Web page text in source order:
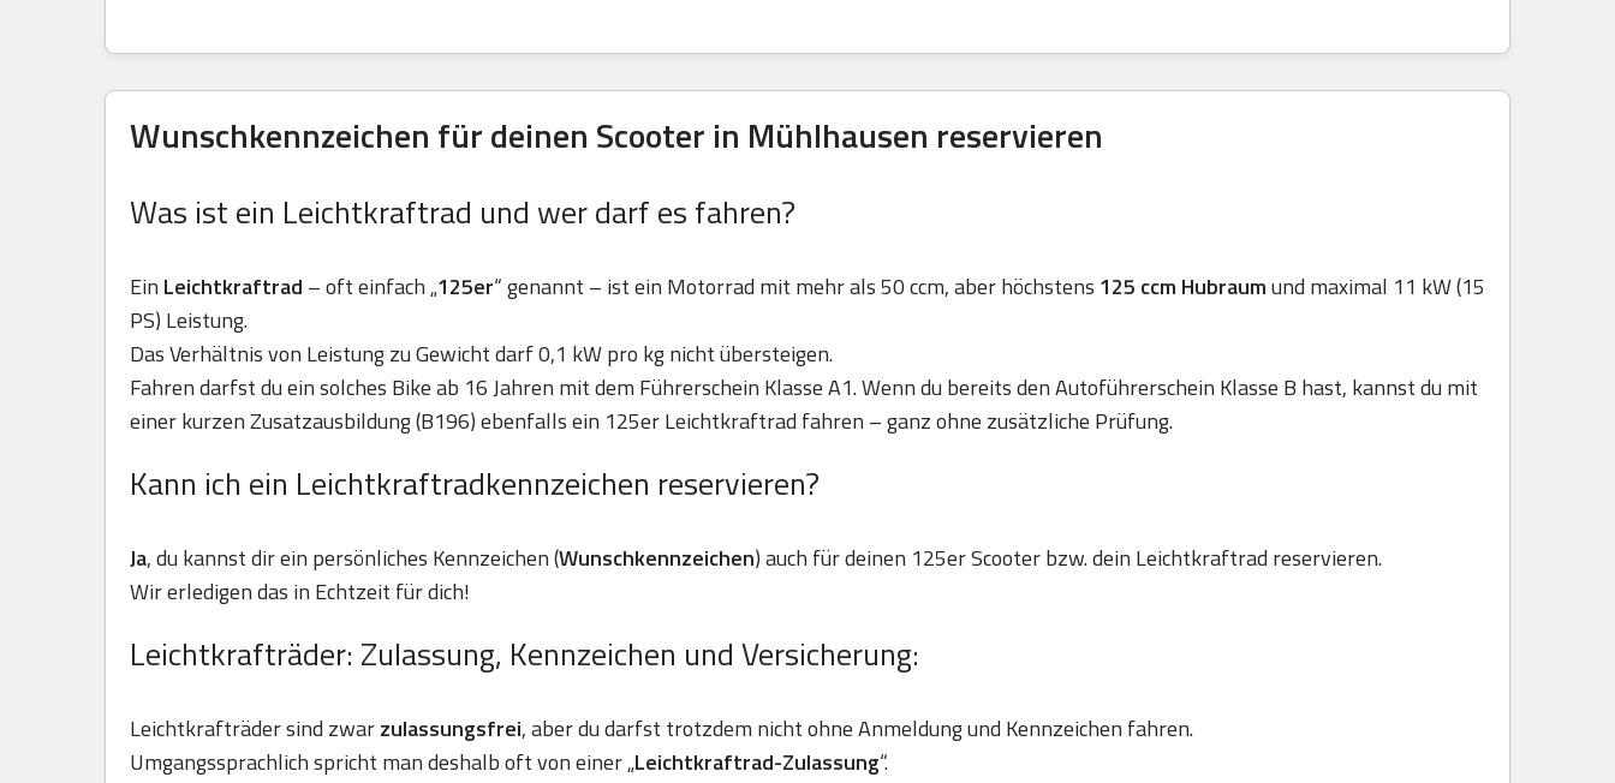
Wunschkennzeichen für deinen Scooter in Mühlhausen reservieren
Was ist ein Leichtkraftrad und wer darf es fahren?
Ein Leichtkraftrad – oft einfach „125er“ genannt – ist ein Motorrad mit mehr als 50 ccm, aber höchstens 125 ccm Hubraumund maximal 11 kW (15
PS) Leistung.
Das Verhältnis von Leistung zu Gewicht darf 0,1 kW pro kg nicht übersteigen.
Fahren darfst du ein solches Bike ab 16 Jahren mit dem Führerschein Klasse A1. Wenn du bereits den Autoführerschein Klasse B hast, kannst du mit
einer kurzen Zusatzausbildung (B196) ebenfalls ein 125er Leichtkraftrad fahren – ganz ohne zusätzliche Prüfung.
Kann ich ein Leichtkraftradkennzeichen reservieren?
Ja, du kannst dir ein persönliches Kennzeichen (Wunschkennzeichen) auch für deinen 125er Scooter bzw. dein Leichtkraftrad reservieren.
Wir erledigen das in Echtzeit für dich!
Leichtkrafträder: Zulassung, Kennzeichen und Versicherung:
Leichtkrafträder sind zwarzulassungsfrei, aber du darfst trotzdem nicht ohne Anmeldung und Kennzeichen fahren.
Umgangssprachlich spricht man deshalb oft von einer „Leichtkraftrad-Zulassung“.